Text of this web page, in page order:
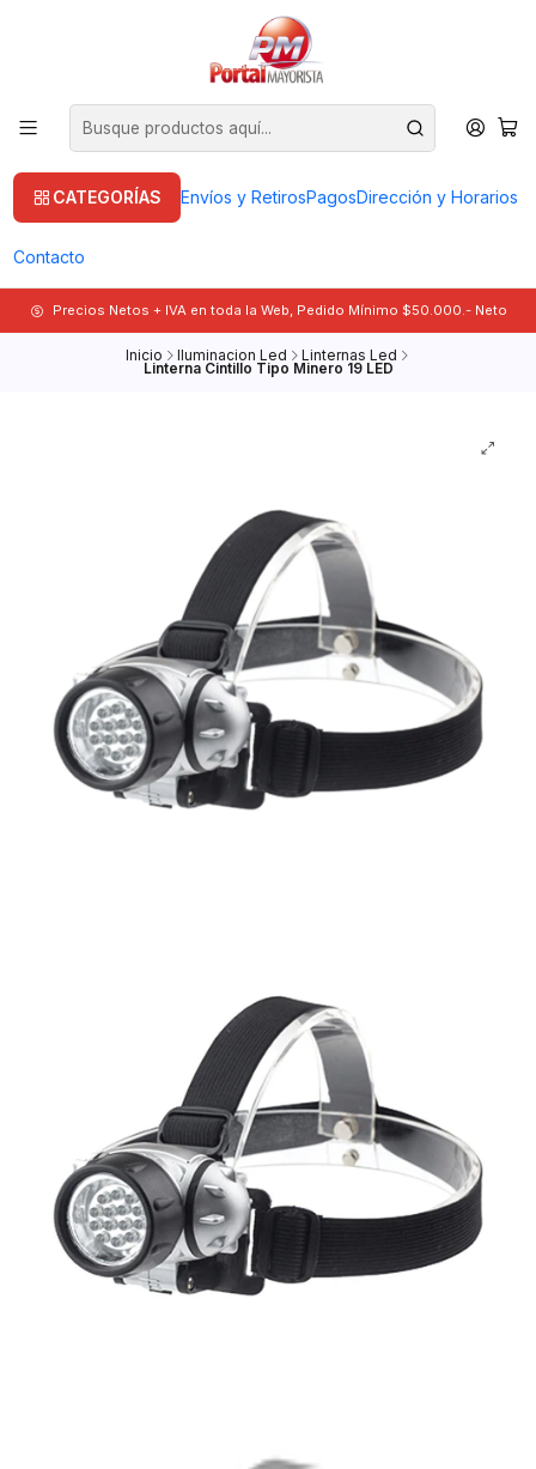
CATEGORÍAS Envíos y RetirosPagosDirección y Horarios
Contacto
Precios Netos + IVA en toda la Web, Pedido Mínimo $50.000.- Neto
Inicio Iluminacion Led Linternas Led
Linterna Cintillo Tipo Minero 19 LED